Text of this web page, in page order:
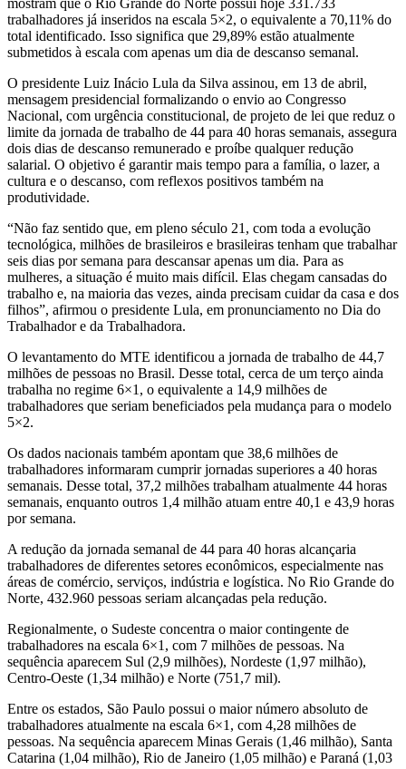
trabalhadores já inseridos na escala 5×2, o equivalente a 70,11% do
total identificado. Isso significa que 29,89% estão atualmente
submetidos à escala com apenas um dia de descanso semanal.
O presidente Luiz Inácio Lula da Silva assinou, em 13 de abril,
mensagem presidencial formalizando o envio ao Congresso
Nacional, com urgência constitucional, de projeto de lei que reduz o
limite da jornada de trabalho de 44 para 40 horas semanais, assegura
dois dias de descanso remunerado e proíbe qualquer redução
salarial. O objetivo é garantir mais tempo para a família, o lazer, a
cultura e o descanso, com reflexos positivos também na
produtividade.
“Não faz sentido que, em pleno século 21, com toda a evolução
tecnológica, milhões de brasileiros e brasileiras tenham que trabalhar
seis dias por semana para descansar apenas um dia. Para as
mulheres, a situação é muito mais difícil. Elas chegam cansadas do
trabalho e, na maioria das vezes, ainda precisam cuidar da casa e dos
filhos”, afirmou o presidente Lula, em pronunciamento no Dia do
Trabalhador e da Trabalhadora.
O levantamento do MTE identificou a jornada de trabalho de 44,7
milhões de pessoas no Brasil. Desse total, cerca de um terço ainda
trabalha no regime 6×1, o equivalente a 14,9 milhões de
trabalhadores que seriam beneficiados pela mudança para o modelo
5×2.
Os dados nacionais também apontam que 38,6 milhões de
trabalhadores informaram cumprir jornadas superiores a 40 horas
semanais. Desse total, 37,2 milhões trabalham atualmente 44 horas
semanais, enquanto outros 1,4 milhão atuam entre 40,1 e 43,9 horas
por semana.
A redução da jornada semanal de 44 para 40 horas alcançaria
trabalhadores de diferentes setores econômicos, especialmente nas
áreas de comércio, serviços, indústria e logística. No Rio Grande do
Norte, 432.960 pessoas seriam alcançadas pela redução.
Regionalmente, o Sudeste concentra o maior contingente de
trabalhadores na escala 6×1, com 7 milhões de pessoas. Na
sequência aparecem Sul (2,9 milhões), Nordeste (1,97 milhão),
Centro-Oeste (1,34 milhão) e Norte (751,7 mil).
Entre os estados, São Paulo possui o maior número absoluto de
trabalhadores atualmente na escala 6×1, com 4,28 milhões de
pessoas. Na sequência aparecem Minas Gerais (1,46 milhão), Santa
Catarina (1,04 milhão), Rio de Janeiro (1,05 milhão) e Paraná (1,03